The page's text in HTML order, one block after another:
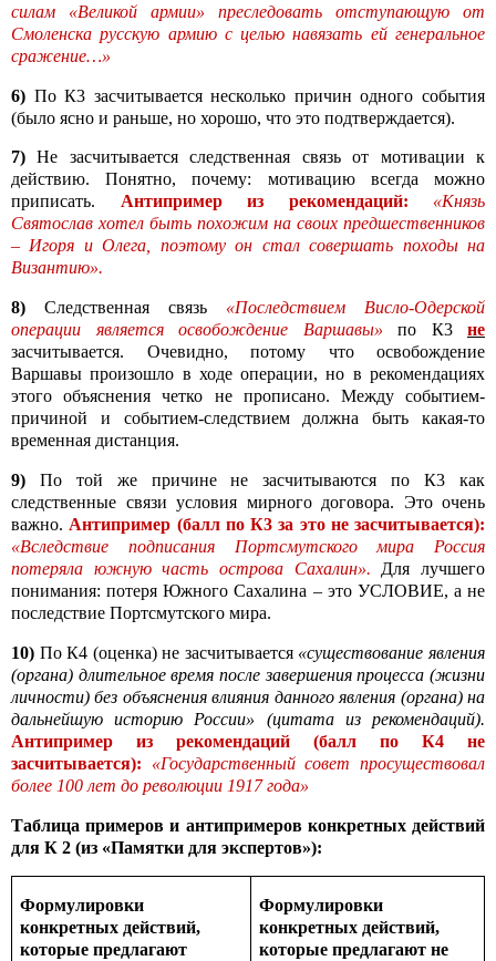
силам «Великой армии» преследовать отступающую от
Смоленска русскую армию с целью навязать ей генеральное
сражение…»
6) По К3 засчитывается несколько причин одного события
(было ясно и раньше, но хорошо, что это подтверждается).
7)Не засчитывается следственная связь от мотивации к
действию. Понятно, почему: мотивацию всегда можно
приписать.
Антипример из рекомендаций: «Князь
Святослав хотел быть похожим на своих предшественников
– Игоря и Олега, поэтому он стал совершать походы на
Византию».
8) Следственная связь
«Последствием Висло-Одерской
операции является освобождение Варшавы»
по К3
не
засчитывается.
Очевидно, потому что освобождение
Варшавы произошло в ходе операции, но в рекомендациях
этого объяснения четко не прописано. Между событием-
причиной и событием-следствием должна быть какая-то
временная дистанция.
9) По той же причине не засчитываются по К3 как
следственные связи условия мирного договора. Это очень
важно. Антипример (балл по К3 за это не засчитывается):
«Вследствие подписания Портсмутского мира Россия
потеряла южную часть острова Сахалин». Для лучшего
понимания: потеря Южного Сахалина – это УСЛОВИЕ, а не
последствие Портсмутского мира.
10) По К4 (оценка) не засчитывается «существование явления
(органа) длительное время после завершения процесса (жизни
личности) без объяснения влияния данного явления (органа) на
дальнейшую историю России» (цитата из рекомендаций).
Антипример из рекомендаций (балл по К4 не
засчитывается): «Государственный совет просуществовал
более 100 лет до революции 1917 года»
Таблица примеров и антипримеров конкретных действий
для К 2 (из «Памятки для экспертов»):
Формулировки
конкретных действий,
которые предлагают
Формулировки
конкретных действий,
которые предлагают не